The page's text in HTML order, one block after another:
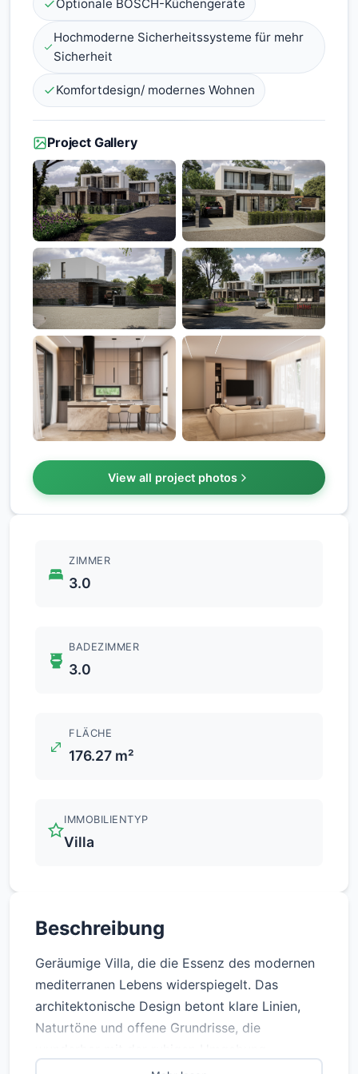
Optionale BOSCH-Küchengeräte
Hochmoderne Sicherheitssysteme für mehr
Sicherheit
Komfortdesign/ modernes Wohnen
Project Gallery
+1
View all project photos
ZIMMER
3.0
BADEZIMMER
3.0
FLÄCHE
176.27 m²
IMMOBILIENTYP
Villa
Beschreibung
Geräumige Villa, die die Essenz des modernen
mediterranen Lebens widerspiegelt. Das
architektonische Design betont klare Linien,
Naturtöne und offene Grundrisse, die